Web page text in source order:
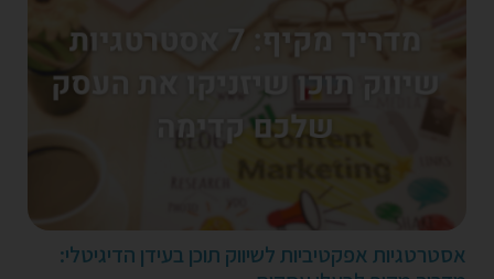
אסטרטגיות אפקטיביות לשיווק תוכן בעידן הדיגיטלי: